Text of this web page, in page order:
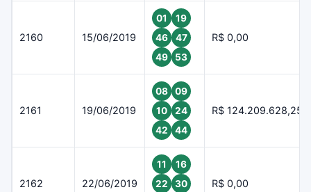
2160 15/06/2019
01
19
46
47
49
53
R$ 0,00
2161 19/06/2019
08
09
10
24
42
44
R$ 124.209.628,25
2162 22/06/2019
11
16
22
30
R$ 0,00